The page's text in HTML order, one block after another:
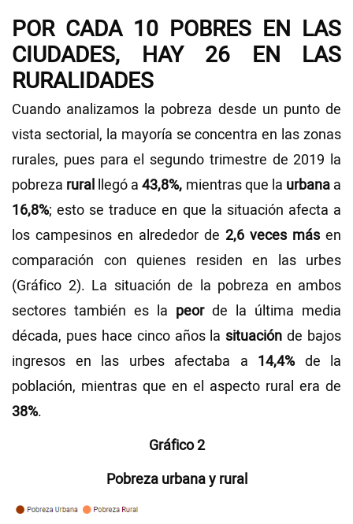
POR CADA 10 POBRES EN LAS
CIUDADES, HAY 26 EN LAS
RURALIDADES
Cuando analizamos la pobreza desde un punto de
vista sectorial, la mayoría se concentra en las zonas
rurales, pues para el segundo trimestre de 2019 la
pobreza rural llegó a43,8%, mientras que la urbanaa
16,8%; esto se traduce en que la situación afecta a
los campesinos en alrededor de 2,6 veces más en
comparación con quienes residen en las urbes
(Gráfico 2). La situación de la pobreza en ambos
sectores también es la peorde la última media
década, pues hace cinco años lasituación de bajos
ingresos en las urbes afectaba a 14,4%de la
población, mientras que en el aspecto rural era de
38%.
Gráfico 2
Pobreza urbana y rural